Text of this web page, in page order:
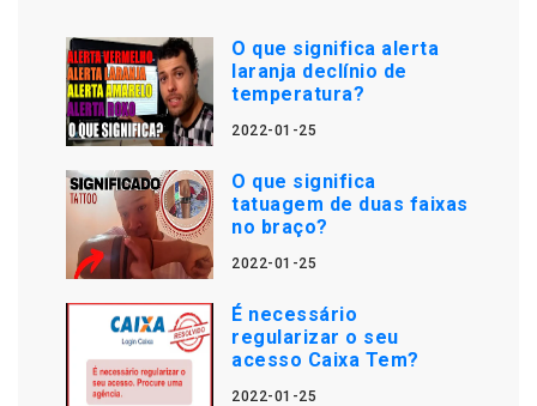
O que significa alerta
laranja declínio de
temperatura?
2022-01-25
O que significa
tatuagem de duas faixas
no braço?
2022-01-25
É necessário
regularizar o seu
acesso Caixa Tem?
2022-01-25